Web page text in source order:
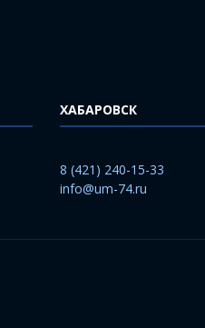
ХАБАРОВСК
8 (421) 240-15-33
info@um-74.ru